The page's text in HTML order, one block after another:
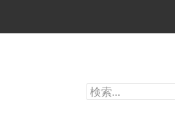
検
索: